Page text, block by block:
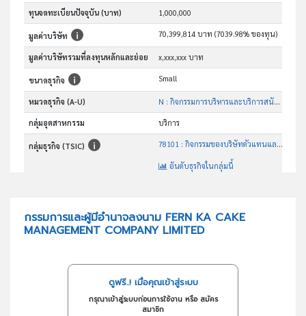
ทุนจดทะเบียนปัจจุบัน (บาท) 1,000,000
มูลค่าบริษัท 70,399,814 บาท (7039.98% ของทุน)
มูลค่าบริษัทรวมที่ลงทุนหลักและย่อย x,xxx,xxx บาท
ขนาดธุรกิจ Small
หมวดธุรกิจ (A-U) N : กิจกรรมการบริหารและบริการสนับสนุน
กลุ่มอุตสาหกรรม บริการ
กลุ่มธุรกิจ (TSIC) 78101 : กิจกรรมของบริษัทตัวแทนและสำนักงานคัดเลือกนักแสดง
อันดับธุรกิจในกลุ่มนี้
กรรมการและผู้มีอำนาจลงนาม FERN KA CAKE
MANAGEMENT COMPANY LIMITED
ดูฟรี..! เมื่อคุณเข้าสู่ระบบ
กรุณาเข้าสู่ระบบก่อนการใช้งาน หรือ สมัคร
สมาชิก